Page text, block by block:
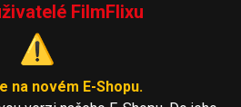
FilmFlixu
⚠️
na novém E-Shopu.